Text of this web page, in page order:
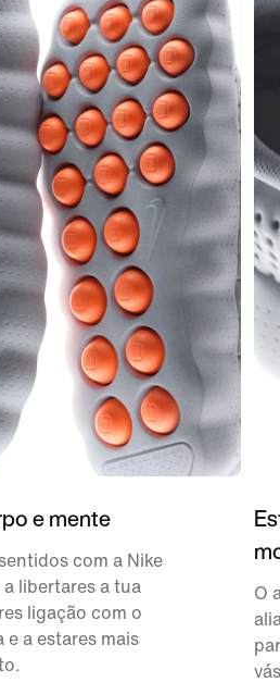
e mente
com a Nike
libertares a tua
ligação com o
a estares mais
O